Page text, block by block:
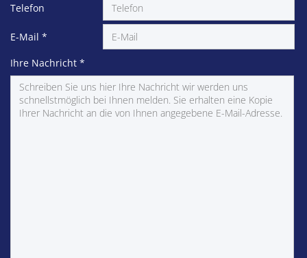
Telefon
E-Mail *
Ihre Nachricht *